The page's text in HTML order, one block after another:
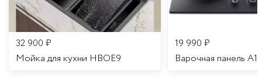
32 900 ₽
Мойка для кухни HBOE9
19 990 ₽
Варочная панель A16